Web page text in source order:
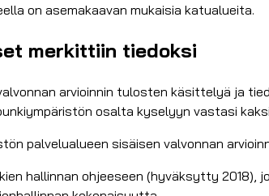
on asemakaavan mukaisia katualueita.
merkittiin tiedoksi
arvioinnin tulosten käsittelyä ja
osalta kyselyyn vastasi
palvelualueen sisäisen valvonnan
hallinnan ohjeeseen (hyväksytty